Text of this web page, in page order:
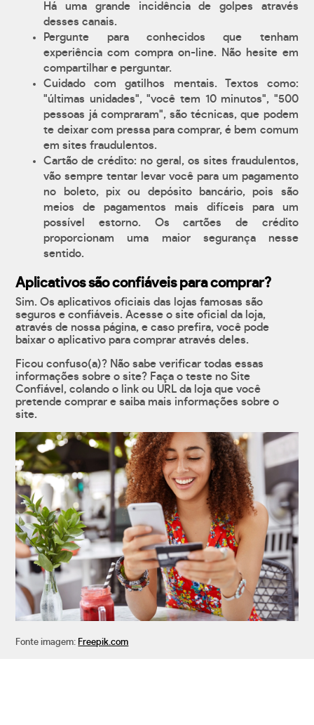
Há uma grande incidência de golpes através
desses canais.
Pergunte para conhecidos que tenham
experiência com compra on-line. Não hesite em
compartilhar e perguntar.
Cuidado com gatilhos mentais. Textos como:
"últimas unidades", "você tem 10 minutos", "500
pessoas já compraram", são técnicas, que podem
te deixar com pressa para comprar, é bem comum
em sites fraudulentos.
Cartão de crédito: no geral, os sites fraudulentos,
vão sempre tentar levar você para um pagamento
no boleto, pix ou depósito bancário, pois são
meios de pagamentos mais difíceis para um
possível estorno. Os cartões de crédito
proporcionam uma maior segurança nesse
sentido.
Aplicativos são confiáveis para comprar?
Sim. Os aplicativos oficiais das lojas famosas são
seguros e confiáveis. Acesse o site oficial da loja,
através de nossa página, e caso prefira, você pode
baixar o aplicativo para comprar através deles.
Ficou confuso(a)? Não sabe verificar todas essas
informações sobre o site? Faça o teste no Site
Confiável, colando o link ou URL da loja que você
pretende comprar e saiba mais informações sobre o
site.
Fonte imagem: Freepik.com